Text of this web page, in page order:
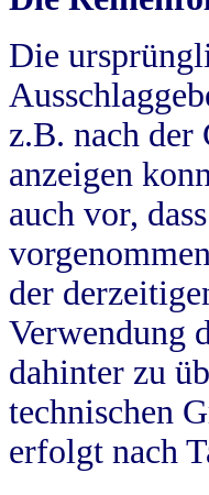
Die
z.B. nach
anzeigen
auch vor,
der
Verwendung
dahinter zu
technischen
erfolgt nach